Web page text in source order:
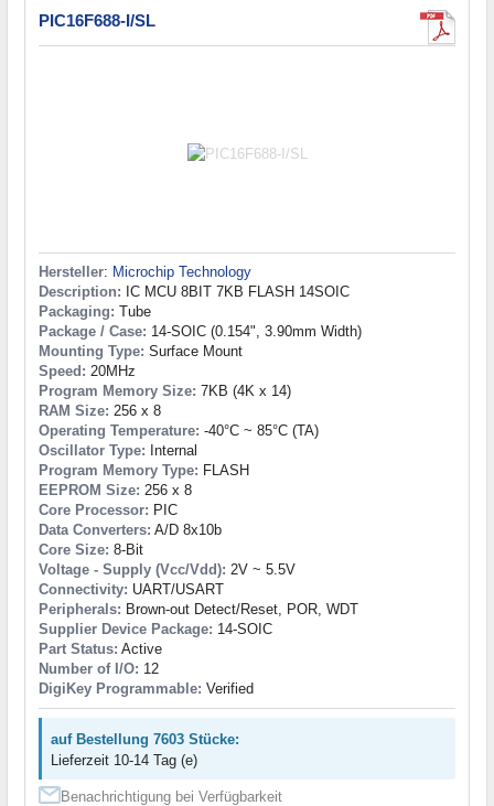
PIC16F688-I/SL
Hersteller: Microchip Technology
Description: IC MCU 8BIT 7KB FLASH 14SOIC
Packaging: Tube
Package / Case: 14-SOIC (0.154", 3.90mm Width)
Mounting Type: Surface Mount
Speed: 20MHz
Program Memory Size: 7KB (4K x 14)
RAM Size: 256 x 8
Operating Temperature: -40°C ~ 85°C (TA)
Oscillator Type: Internal
Program Memory Type: FLASH
EEPROM Size: 256 x 8
Core Processor: PIC
Data Converters: A/D 8x10b
Core Size: 8-Bit
Voltage - Supply (Vcc/Vdd): 2V ~ 5.5V
Connectivity: UART/USART
Peripherals: Brown-out Detect/Reset, POR, WDT
Supplier Device Package: 14-SOIC
Part Status: Active
Number of I/O: 12
DigiKey Programmable: Verified
auf Bestellung 7603 Stücke:
Lieferzeit 10-14 Tag (e)
Benachrichtigung bei Verfügbarkeit